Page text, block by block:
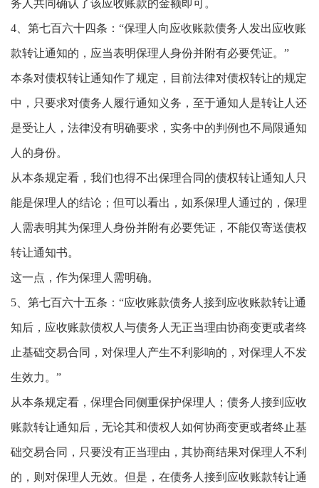
务人共同确认了该应收账款的金额即可。
4、第七百六十四条：“保理人向应收账款债务人发出应收账
款转让通知的，应当表明保理人身份并附有必要凭证。”
本条对债权转让通知作了规定，目前法律对债权转让的规定
中，只要求对债务人履行通知义务，至于通知人是转让人还
是受让人，法律没有明确要求，实务中的判例也不局限通知
人的身份。
从本条规定看，我们也得不出保理合同的债权转让通知人只
能是保理人的结论；但可以看出，如系保理人通过的，保理
人需表明其为保理人身份并附有必要凭证，不能仅寄送债权
转让通知书。
这一点，作为保理人需明确。
5、第七百六十五条：“应收账款债务人接到应收账款转让通
知后，应收账款债权人与债务人无正当理由协商变更或者终
止基础交易合同，对保理人产生不利影响的，对保理人不发
生效力。”
从本条规定看，保理合同侧重保护保理人；债务人接到应收
账款转让通知后，无论其和债权人如何协商变更或者终止基
础交易合同，只要没有正当理由，其协商结果对保理人不利
的，则对保理人无效。但是，在债务人接到应收账款转让通